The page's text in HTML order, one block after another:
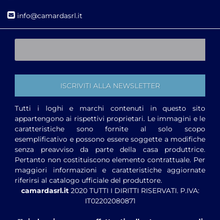
info@camardasrl.it
Tutti i loghi e marchi contenuti in questo sito
appartengono ai rispettivi proprietari. Le immagini e le
caratteristiche sono fornite al solo scopo
esemplificativo e possono essere soggette a modifiche
senza preavviso da parte della casa produttrice.
Pertanto non costituiscono elemento contrattuale. Per
maggiori informazioni e caratteristiche aggiornate
riferirsi al catalogo ufficiale del produttore.
camardasrl.it2020 TUTTI I DIRITTI RISERVATI. P.IVA:
IT02202080871